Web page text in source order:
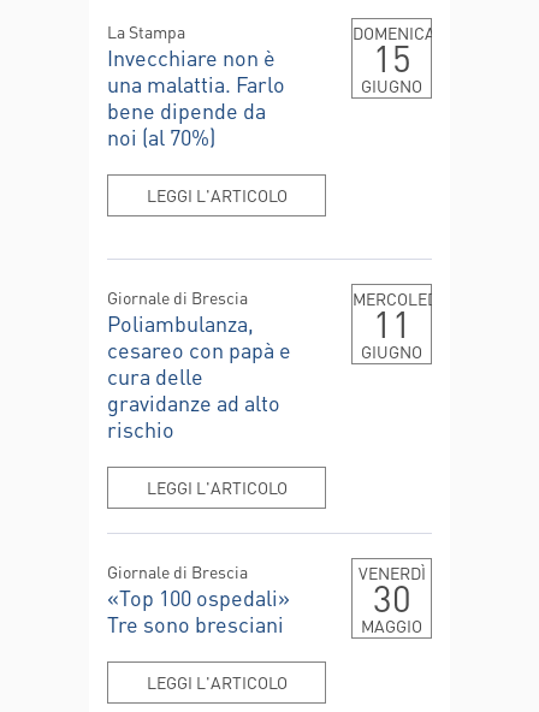
La Stampa
Invecchiare non è
una malattia. Farlo
bene dipende da
noi (al 70%)
LEGGI L'ARTICOLO
DOMENICA
15
GIUGNO
Giornale di Brescia
Poliambulanza,
cesareo con papà e
cura delle
gravidanze ad alto
rischio
LEGGI L'ARTICOLO
MERCOLEDÌ
11
GIUGNO
Giornale di Brescia
«Top 100 ospedali»
Tre sono bresciani
LEGGI L'ARTICOLO
VENERDÌ
30
MAGGIO
GENNAIO
APRILE MAGGIO
OTTOBRE NOVEMBRE DICEMBRE